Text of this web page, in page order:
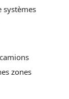
systèmes
zones